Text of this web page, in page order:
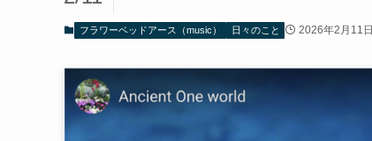
フラワーベッドアース（music） 日々のこと 2026年2月11日